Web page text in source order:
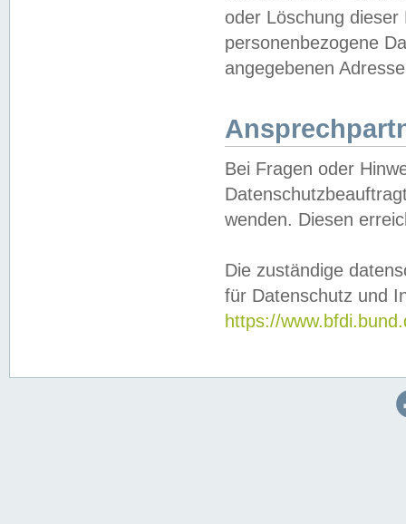
oder Löschung
personenbezogene
angegebenen
Bei Fragen oder
wenden. Diesen
Die zuständige
für Datenschutz und
https://